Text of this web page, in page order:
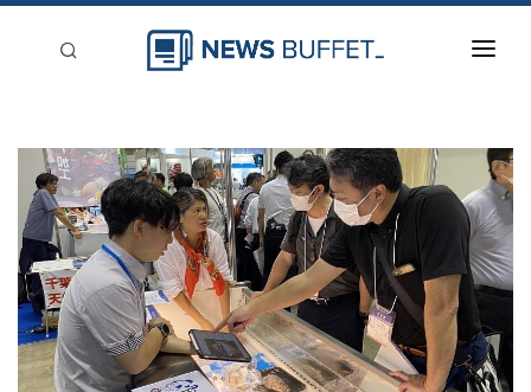
新聞稿分類
登入
刊登